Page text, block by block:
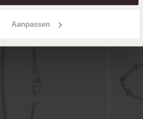
Aanpassen